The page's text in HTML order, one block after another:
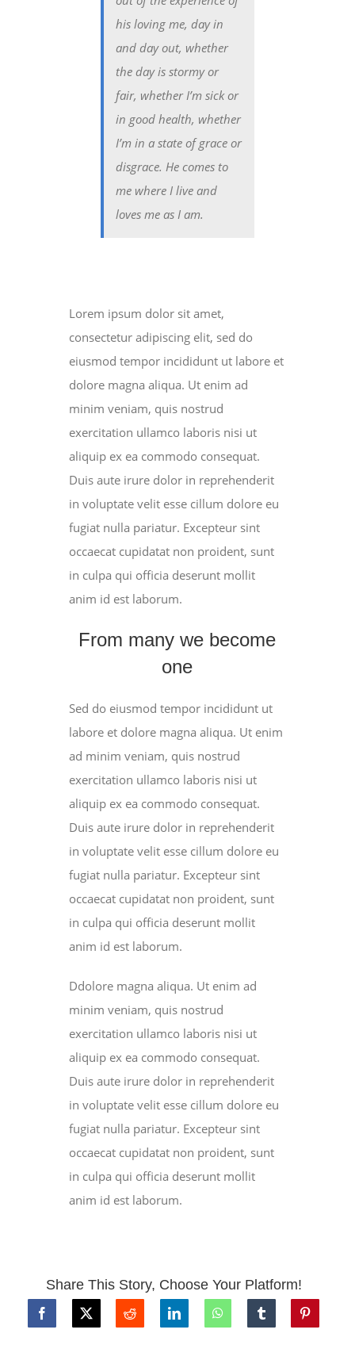
his loving me, day in
and day out, whether
the day is stormy or
fair, whether I’m sick or
in good health, whether
I’m in a state of grace or
disgrace. He comes to
me where I live and
loves me as I am.
Lorem ipsum dolor sit amet,
consectetur adipiscing elit, sed do
eiusmod tempor incididunt ut labore et
dolore magna aliqua. Ut enim ad
minim veniam, quis nostrud
exercitation ullamco laboris nisi ut
aliquip ex ea commodo consequat.
Duis aute irure dolor in reprehenderit
in voluptate velit esse cillum dolore eu
fugiat nulla pariatur. Excepteur sint
occaecat cupidatat non proident, sunt
in culpa qui officia deserunt mollit
anim id est laborum.
From many we become
one
Sed do eiusmod tempor incididunt ut
labore et dolore magna aliqua. Ut enim
ad minim veniam, quis nostrud
exercitation ullamco laboris nisi ut
aliquip ex ea commodo consequat.
Duis aute irure dolor in reprehenderit
in voluptate velit esse cillum dolore eu
fugiat nulla pariatur. Excepteur sint
occaecat cupidatat non proident, sunt
in culpa qui officia deserunt mollit
anim id est laborum.
Ddolore magna aliqua. Ut enim ad
minim veniam, quis nostrud
exercitation ullamco laboris nisi ut
aliquip ex ea commodo consequat.
Duis aute irure dolor in reprehenderit
in voluptate velit esse cillum dolore eu
fugiat nulla pariatur. Excepteur sint
occaecat cupidatat non proident, sunt
in culpa qui officia deserunt mollit
anim id est laborum.
Share This Story, Choose Your Platform!